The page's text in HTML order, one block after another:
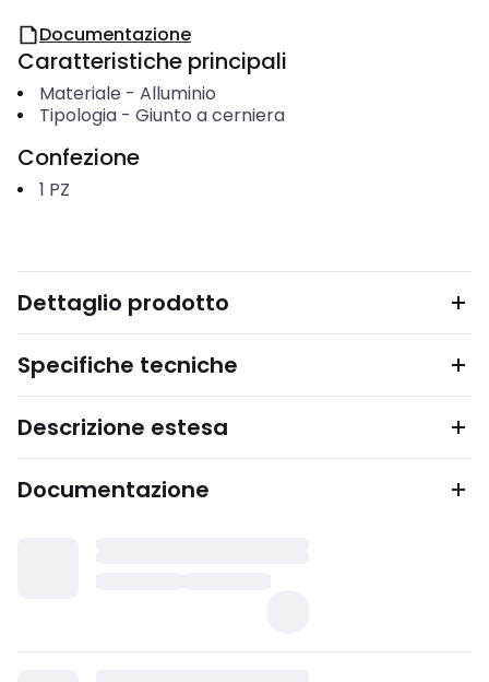
Documentazione
Caratteristiche principali
Materiale - Alluminio
Tipologia- Giunto a cerniera
Confezione
1 PZ
Dettaglio prodotto
Specifiche tecniche
Descrizione estesa
Documentazione